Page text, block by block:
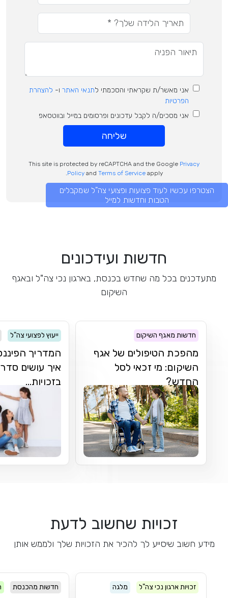
אני מאשר/ת שקראתי והסכמתי לתנאי האתר ו- להצהרת
הפרטיות
אני מסכים/ה לקבל עדכונים ופרסומים במייל ובווטסאפ
שליחה
This site is protected by reCAPTCHA and the Google Privacy
Policyand Terms of Serviceapply.
הצטרפו עכשיו לעוד פצועות ופצועי צה"ל שמקבלים
הטבות וחדשות למייל
חדשות ועידכונים
מתעדכנים בכל מה שחדש בכנסת, בארגון נכי צה"ל ובאגף
השיקום
חדשות מאגף השיקום
מהפכת הטיפולים של אגף
השיקום: מי זכאי לסל
החדש?
ייעוץ לפצועי צה"ל
המדריך
איך עושים
בזכויות...
זכויות שחשוב לדעת
מידע חשוב שיסייע לך להכיר את הזכויות שלך ולממש אותן
זכויות ארגון נכי צה"ל מלגה חדשות מהכנסת